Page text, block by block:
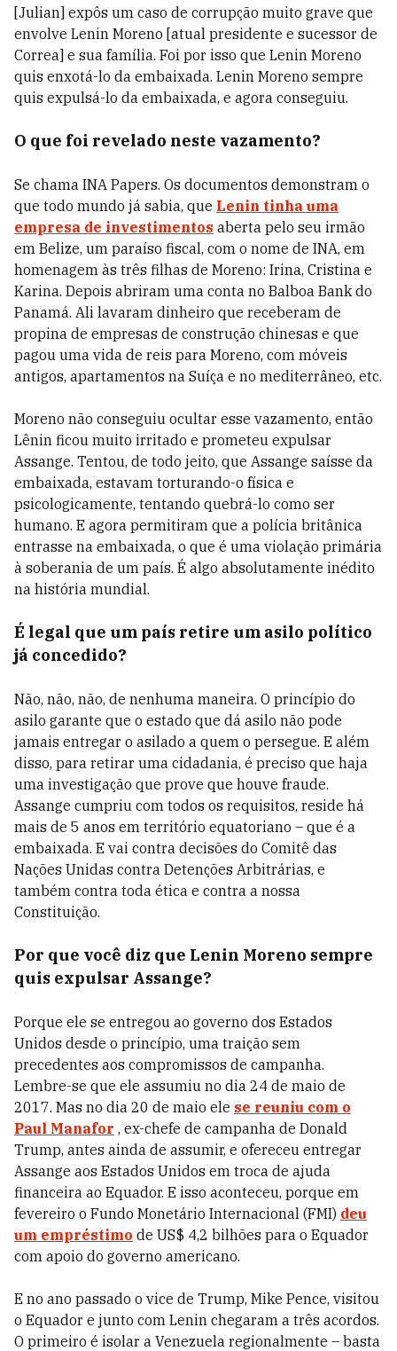
[Julian] expôs um caso de corrupção muito grave que
envolve Lenin Moreno [atual presidente e sucessor de
Correa] e sua família. Foi por isso que Lenin Moreno
quis enxotá-lo da embaixada. Lenin Moreno sempre
quis expulsá-lo da embaixada, e agora conseguiu.
O que foi revelado neste vazamento?
Se chama INA Papers. Os documentos demonstram o
que todo mundo já sabia, que Lenin tinha uma
empresa de investimentos aberta pelo seu irmão
em Belize, um paraíso fiscal, com o nome de INA, em
homenagem às três filhas de Moreno: Irina, Cristina e
Karina. Depois abriram uma conta no Balboa Bank do
Panamá. Ali lavaram dinheiro que receberam de
propina de empresas de construção chinesas e que
pagou uma vida de reis para Moreno, com móveis
antigos, apartamentos na Suíça e no mediterrâneo, etc.
Moreno não conseguiu ocultar esse vazamento, então
Lênin ficou muito irritado e prometeu expulsar
Assange. Tentou, de todo jeito, que Assange saísse da
embaixada, estavam torturando-o física e
psicologicamente, tentando quebrá-lo como ser
humano. E agora permitiram que a polícia britânica
entrasse na embaixada, o que é uma violação primária
à soberania de um país. É algo absolutamente inédito
na história mundial.
É legal que um país retire um asilo político
já concedido?
Não, não, não, de nenhuma maneira. O princípio do
asilo garante que o estado que dá asilo não pode
jamais entregar o asilado a quem o persegue. E além
disso, para retirar uma cidadania, é preciso que haja
uma investigação que prove que houve fraude.
Assange cumpriu com todos os requisitos, reside há
mais de 5 anos em território equatoriano – que é a
embaixada. E vai contra decisões do Comitê das
Nações Unidas contra Detenções Arbitrárias, e
também contra toda ética e contra a nossa
Constituição.
Por que você diz que Lenin Moreno sempre
quis expulsar Assange?
Porque ele se entregou ao governo dos Estados
Unidos desde o princípio, uma traição sem
precedentes aos compromissos de campanha.
Lembre-se que ele assumiu no dia 24 de maio de
2017. Mas no dia 20 de maio ele se reuniu com o
Paul Manafor , ex-chefe de campanha de Donald
Trump, antes ainda de assumir, e ofereceu entregar
Assange aos Estados Unidos em troca de ajuda
financeira ao Equador. E isso aconteceu, porque em
fevereiro o Fundo Monetário Internacional (FMI) deu
um empréstimo de US$ 4,2 bilhões para o Equador
com apoio do governo americano.
E no ano passado o vice de Trump, Mike Pence, visitou
o Equador e junto com Lenin chegaram a três acordos.
O primeiro é isolar a Venezuela regionalmente – basta